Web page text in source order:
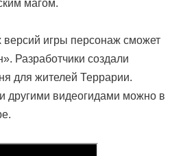
магом.
версий игры персонаж сможет
Разработчики создали
для жителей Террарии.
другими видеогидами можно в